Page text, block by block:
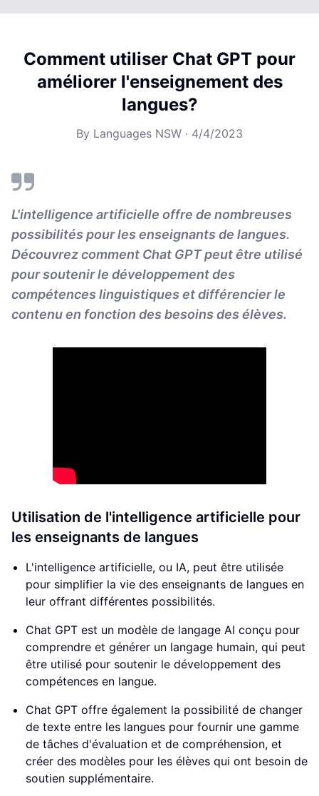
Comment utiliser Chat GPT pour
améliorer l'enseignement des
langues?
By Languages NSW · 4/4/2023
L'intelligence artificielle offre de nombreuses
possibilités pour les enseignants de langues.
Découvrez comment Chat GPT peut être utilisé
pour soutenir le développement des
compétences linguistiques et différencier le
contenu en fonction des besoins des élèves.
Utilisation de l'intelligence artificielle pour
les enseignants de langues
L'intelligence artificielle, ou IA, peut être utilisée
pour simplifier la vie des enseignants de langues en
leur offrant différentes possibilités.
Chat GPT est un modèle de langage AI conçu pour
comprendre et générer un langage humain, qui peut
être utilisé pour soutenir le développement des
compétences en langue.
Chat GPT offre également la possibilité de changer
de texte entre les langues pour fournir une gamme
de tâches d'évaluation et de compréhension, et
créer des modèles pour les élèves qui ont besoin de
soutien supplémentaire.